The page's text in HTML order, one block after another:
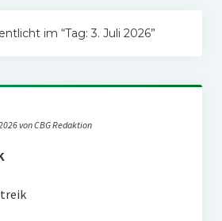
im “Tag: 3. Juli 2026”
von CBG Redaktion